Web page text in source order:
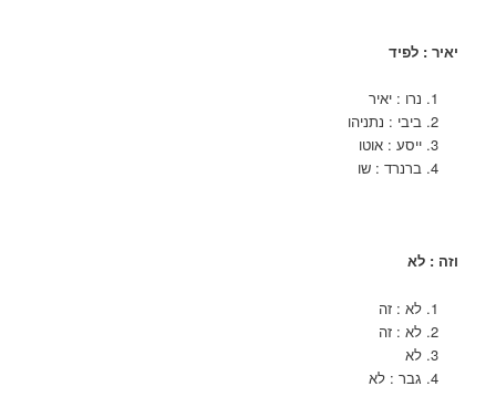
יאיר : לפיד
נרו : יאיר
ביבי : נתניהו
ייסע : אוטו
ברנרד : שו
וזה : לא
לא : זה
לא : זה
לא
גבר : לא